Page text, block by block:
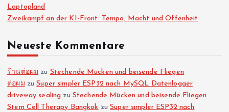
Laptopland
Zweikampf an der KI-Front: Tempo, Macht und Offenheit
Neueste Kommentare
ร้านต่อผม zu Stechende Mücken und beisende Fliegen
ต่อผม zuSuper simpler ESP32 nach MySQL Datenlogger
driveway sealing zu Stechende Mücken und beisende Fliegen
Stem Cell Therapy Bangkok zuSuper simpler ESP32 nach